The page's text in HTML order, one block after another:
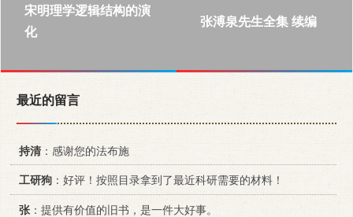
宋明理学逻辑结构的演
化
张溥泉先生全集 续编
最近的留言
持清：感谢您的法布施
工研狗 ：好评！按照目录拿到了最近科研需要的材料！
张：提供有价值的旧书，是一件大好事。